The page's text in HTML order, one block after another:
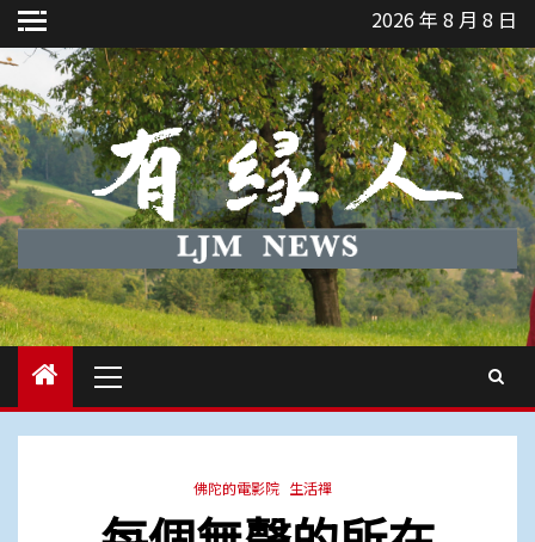
Skip
to
content
2026 年 8 月 8 日
Menu
佛陀的電影院 生活禪